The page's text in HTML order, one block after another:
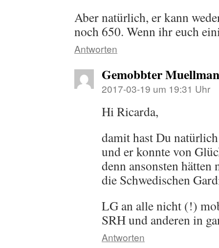
Aber natürlich, er kann
noch 650. Wenn ihr euch
Antworten
Gemobbter
2017-03-19 um 19:31 Uhr
Hi Ricarda,
damit hast Du
und er konnte von
denn ansonsten
die Schwedischen
LG an alle nicht (!)
SRH und anderen in
Antworten